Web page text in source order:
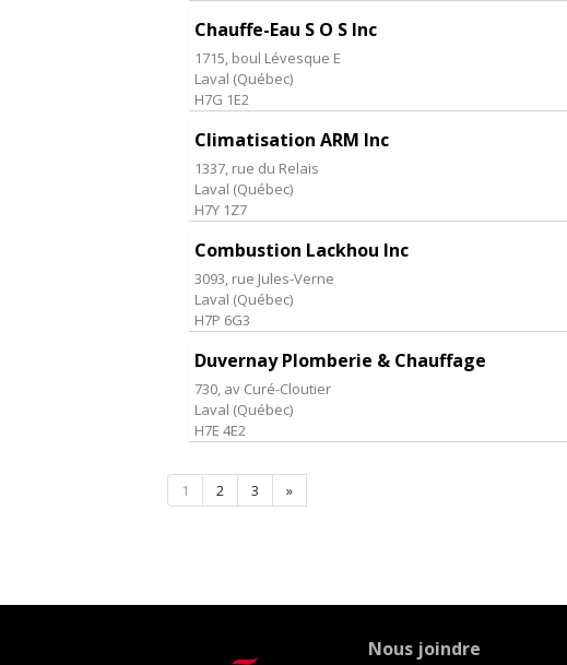
Chauffe-Eau S O S Inc
1715, boul Lévesque E
Laval (Québec)
H7G 1E2
Climatisation ARM Inc
1337, rue du Relais
Laval (Québec)
H7Y 1Z7
Combustion Lackhou Inc
3093, rue Jules-Verne
Laval (Québec)
H7P 6G3
Duvernay Plomberie & Chauffage
730, av Curé-Cloutier
Laval (Québec)
H7E 4E2
1 2 3 »
Nous joindre